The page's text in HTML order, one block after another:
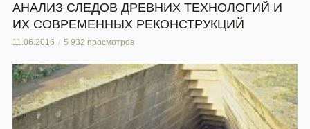
АНАЛИЗ СЛЕДОВ ДРЕВНИХ ТЕХНОЛОГИЙ И
ИХ СОВРЕМЕННЫХ РЕКОНСТРУКЦИЙ
11.06.2016 5 932 просмотров